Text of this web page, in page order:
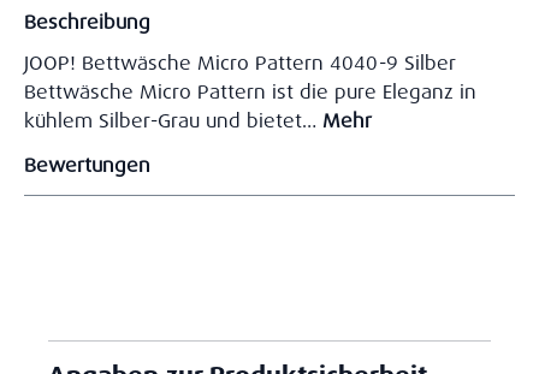
Beschreibung
JOOP! Bettwäsche Micro Pattern 4040-9 Silber
Bettwäsche Micro Pattern ist die pure Eleganz in
kühlem Silber-Grau und bietet… Mehr
Bewertungen